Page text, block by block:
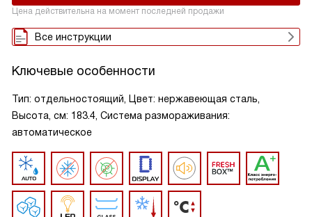
Цена действительна на момент последней продажи
Все инструкции
Ключевые особенности
Тип: отдельностоящий, Цвет: нержавеющая сталь,
Высота, см: 183.4, Система размораживания:
автоматическое